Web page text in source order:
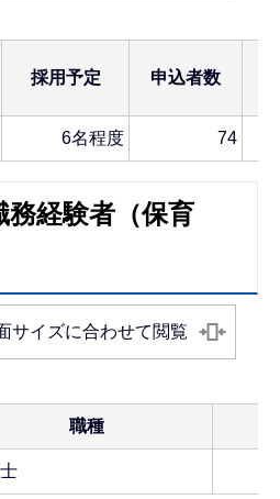
採用予定 申込者数
6名程度 74
務経験者（保育
サイズに合わせて閲覧
職種